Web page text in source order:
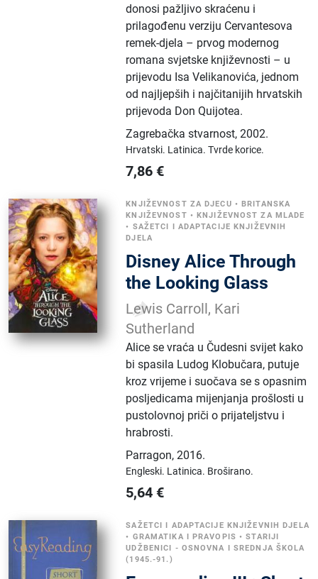
donosi pažljivo skraćenu i
prilagođenu verziju Cervantesova
remek-djela – prvog modernog
romana svjetske književnosti – u
prijevodu Isa Velikanovića, jednom
od najljepših i najčitanijih hrvatskih
prijevoda Don Quijotea.
Zagrebačka stvarnost,2002.
Hrvatski. Latinica.Tvrde korice.
7,86 €
KNJIŽEVNOST ZA DJECU •BRITANSKA
KNJIŽEVNOST •KNJIŽEVNOST ZA MLADE
• SAŽETCI I ADAPTACIJE KNJIŽEVNIH
DJELA
Disney Alice Through
the Looking Glass
Lewis Carroll, Kari
Sutherland
Alice se vraća u Čudesni svijet kako
bi spasila Ludog Klobučara, putuje
kroz vrijeme i suočava se s opasnim
posljedicama mijenjanja prošlosti u
pustolovnoj priči o prijateljstvu i
hrabrosti.
Parragon,2016.
Engleski. Latinica. Broširano.
5,64 €
SAŽETCI I ADAPTACIJE KNJIŽEVNIH DJELA
• GRAMATIKA I PRAVOPIS •STARIJI
UDŽBENICI - OSNOVNA I SREDNJA ŠKOLA
(1945.-91.)